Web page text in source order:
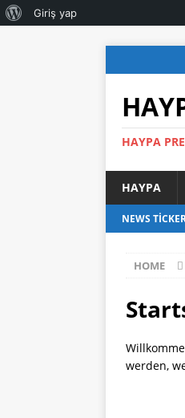
HAYPA
HAYPA
NEWS
HOME
werden,
Giriş yap